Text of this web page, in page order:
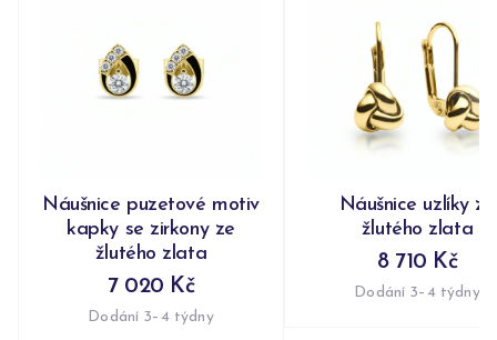
Náušnice puzetové motiv
kapky se zirkony ze
žlutého zlata
7 020 Kč
Dodání 3–4 týdny
Náušnice uzlíky ze
žlutého zlata
8 710 Kč
Dodání 3–4 týdny